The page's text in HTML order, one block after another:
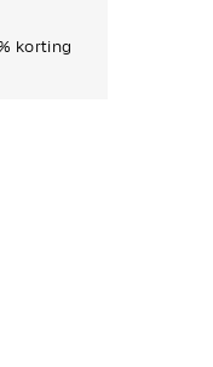
korting